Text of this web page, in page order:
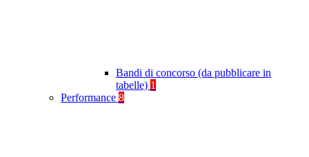
Bandi di concorso (da pubblicare in
tabelle) 1
Performance 8